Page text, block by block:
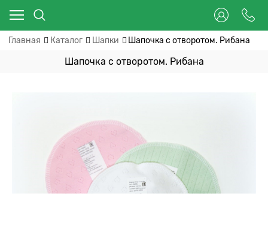
Главная Каталог Шапки Шапочка с отворотом. Рибана
Шапочка с отворотом. Рибана